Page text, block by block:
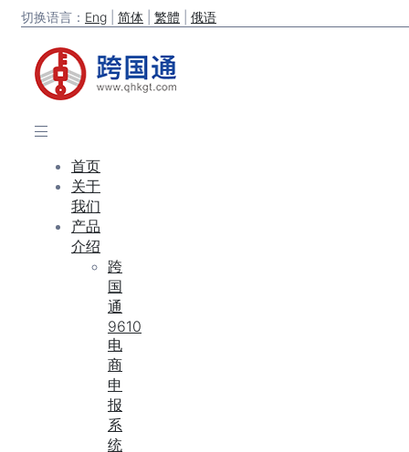
切换语言： Eng 简体 繁體 俄语
首页
关于
我们
产品
介绍
跨
国
通
9610
电
商
申
报
系
统